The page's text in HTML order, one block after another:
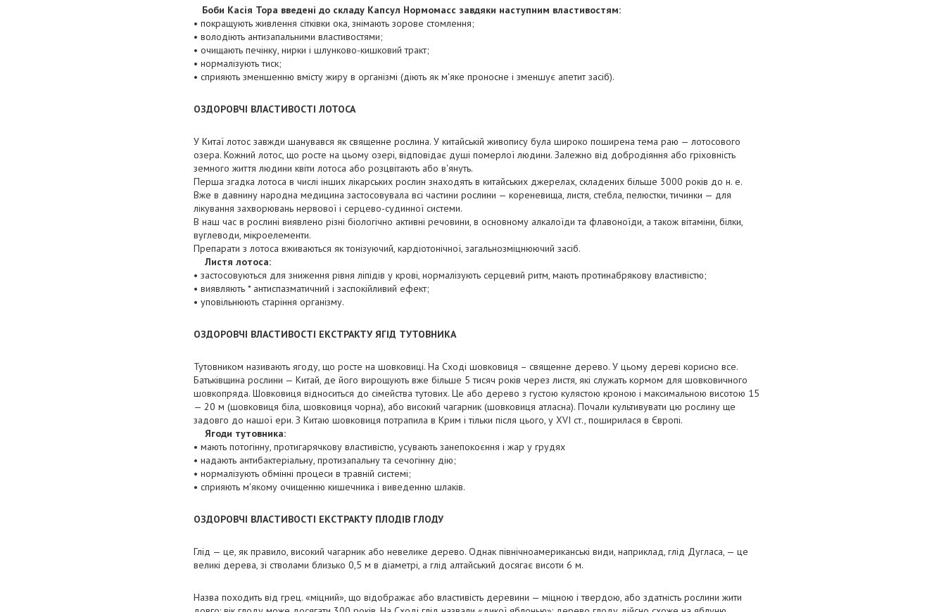
Боби Касія Тора введені до складу Капсул Нормомасс завдяки наступним властивостям:
• покращують живлення сітківки ока, знімають зорове стомлення;
• володіють антизапальними властивостями;
• очищають печінку, нирки і шлунково-кишковий тракт;
• нормалізують тиск;
• сприяють зменшенню вмісту жиру в організмі (діють як м'яке проносне і зменшує апетит засіб).
ОЗДОРОВЧІ ВЛАСТИВОСТІ ЛОТОСА
У Китаї лотос завжди шанувався як священне рослина. У китайській живопису була широко поширена тема раю — лотосового
озера. Кожний лотос, що росте на цьому озері, відповідає душі померлої людини. Залежно від добродіяння або гріховність
земного життя людини квіти лотоса або розцвітають або в'януть.
Перша згадка лотоса в числі інших лікарських рослин знаходять в китайських джерелах, складених більше 3000 років до н. е.
Вже в давнину народна медицина застосовувала всі частини рослини — кореневища, листя, стебла, пелюстки, тичинки — для
лікування захворювань нервової і серцево-судинної системи.
В наш час в рослині виявлено різні біологічно активні речовини, в основному алкалоїди та флавоноїди, а також вітаміни, білки,
вуглеводи, мікроелементи.
Препарати з лотоса вживаються як тонізуючий, кардіотонічної, загальнозміцнюючий засіб.
Листя лотоса:
• застосовуються для зниження рівня ліпідів у крові, нормалізують серцевий ритм, мають протинабрякову властивістю;
• виявляють * антиспазматичний і заспокійливий ефект;
• уповільнюють старіння організму.
ОЗДОРОВЧІ ВЛАСТИВОСТІ ЕКСТРАКТУ ЯГІД ТУТОВНИКА
Тутовником називають ягоду, що росте на шовковиці. На Сході шовковиця – священне дерево. У цьому дереві корисно все.
Батьківщина рослини — Китай, де його вирощують вже більше 5 тисяч років через листя, які служать кормом для шовковичного
шовкопряда. Шовковиця відноситься до сімейства тутових. Це або дерево з густою кулястою кроною і максимальною висотою 15
— 20 м (шовковиця біла, шовковиця чорна), або високий чагарник (шовковиця атласна). Почали культивувати цю рослину ще
задовго до нашої ери. З Китаю шовковиця потрапила в Крим і тільки після цього, у XVI ст., поширилася в Європі.
Ягоди тутовника:
• мають потогінну, протигарячкову властивістю, усувають занепокоєння і жар у грудях
• надають антибактеріальну, протизапальну та сечогінну дію;
• нормалізують обмінні процеси в травній системі;
• сприяють м'якому очищенню кишечника і виведенню шлаків.
ОЗДОРОВЧІ ВЛАСТИВОСТІ ЕКСТРАКТУ ПЛОДІВ ГЛОДУ
Глід — це, як правило, високий чагарник або невелике дерево. Однак північноамериканські види, наприклад, глід Дугласа, — це
великі дерева, зі стволами близько 0,5 м в діаметрі, а глід алтайський досягає висоти 6 м.
Назва походить від грец. «міцний», що відображає або властивість деревини — міцною і твердою, або здатність рослини жити